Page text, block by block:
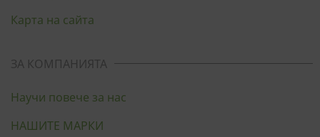
Карта на сайта
ЗА КОМПАНИЯТА
Научи повече за нас
НАШИТЕ МАРКИ